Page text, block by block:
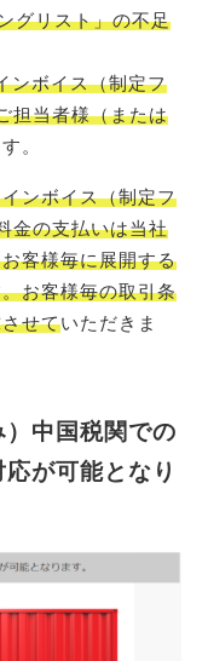
グリスト」の不足
ンボイス（制定フ
担当者様（または
。
ンボイス（制定フ
金の支払いは当社
客様毎に展開する
お客様毎の取引条
せていただきま
中国税関での
が可能となり